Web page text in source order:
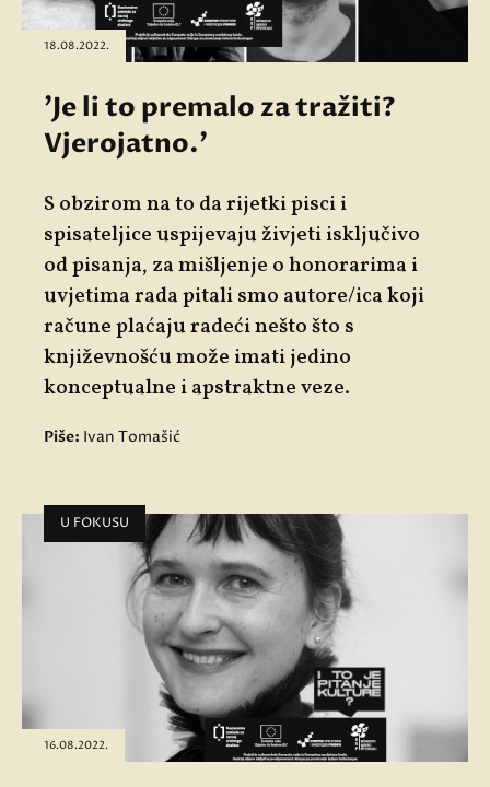
18.08.2022.
'Je li to premalo za tražiti?
Vjerojatno.'
S obzirom na to da rijetki pisci i
spisateljice uspijevaju živjeti isključivo
od pisanja, za mišljenje o honorarima i
uvjetima rada pitali smo autore/ica koji
račune plaćaju radeći nešto što s
književnošću može imati jedino
konceptualne i apstraktne veze.
Piše: Ivan Tomašić
U FOKUSU
16.08.2022.